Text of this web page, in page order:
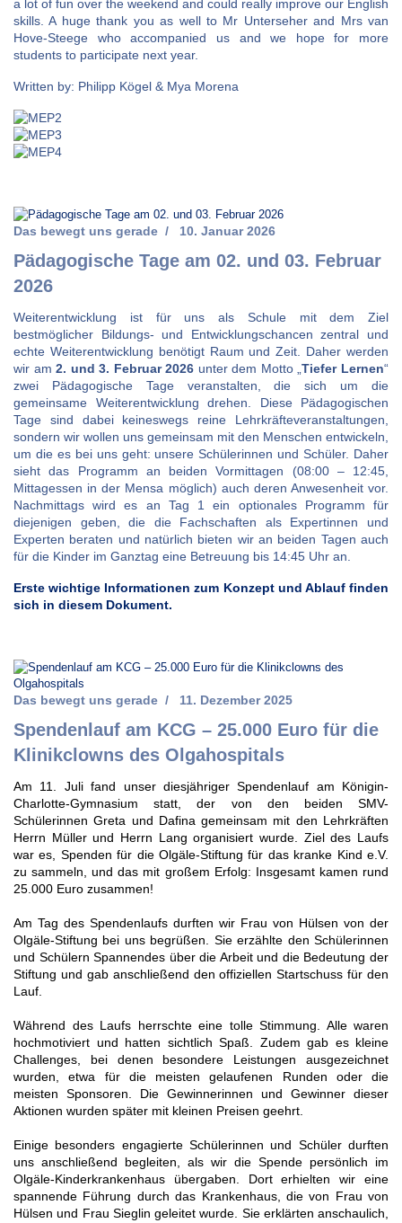
a lot of fun over the weekend and could really improve our English
skills. A huge thank you as well to Mr Unterseher and Mrs van
Hove-Steege who accompanied us and we hope for more
students to participate next year.
Written by: Philipp Kögel & Mya Morena
Pädagogische Tage am 02. und 03. Februar
2026
Das bewegt uns gerade 10. Januar 2026
Weiterentwicklung ist für uns als Schule mit dem Ziel
bestmöglicher Bildungs- und Entwicklungschancen zentral und
echte Weiterentwicklung benötigt Raum und Zeit. Daher werden
wir am2. und 3. Februar 2026 unter dem Motto „Tiefer Lernen“
zwei Pädagogische Tage veranstalten, die sich um die
gemeinsame Weiterentwicklung drehen. Diese Pädagogischen
Tage sind dabei keineswegs reine Lehrkräfteveranstaltungen,
sondern wir wollen uns gemeinsam mit den Menschen entwickeln,
um die es bei uns geht: unsere Schülerinnen und Schüler. Daher
sieht das Programm an beiden Vormittagen (08:00 – 12:45,
Mittagessen in der Mensa möglich) auch deren Anwesenheit vor.
Nachmittags wird es an Tag 1 ein optionales Programm für
diejenigen geben, die die Fachschaften als Expertinnen und
Experten beraten und natürlich bieten wir an beiden Tagen auch
für die Kinder im Ganztag eine Betreuung bis 14:45 Uhr an.
Erste wichtige Informationen zum Konzept und Ablauf finden
sich in diesem Dokument.
Spendenlauf am KCG – 25.000 Euro für die
Klinikclowns des Olgahospitals
Das bewegt uns gerade 11. Dezember 2025
Am 11. Juli fand unser diesjähriger Spendenlauf am Königin-
Charlotte-Gymnasium statt, der von den beiden SMV-
Schülerinnen Greta und Dafina gemeinsam mit den Lehrkräften
Herrn Müller und Herrn Lang organisiert wurde. Ziel des Laufs
war es, Spenden für die Olgäle-Stiftung für das kranke Kind e.V.
zu sammeln, und das mit großem Erfolg: Insgesamt kamen rund
25.000 Euro zusammen!
Am Tag des Spendenlaufs durften wir Frau von Hülsen von der
Olgäle-Stiftung bei uns begrüßen. Sie erzählte den Schülerinnen
und Schülern Spannendes über die Arbeit und die Bedeutung der
Stiftung und gab anschließend den offiziellen Startschuss für den
Lauf.
Während des Laufs herrschte eine tolle Stimmung. Alle waren
hochmotiviert und hatten sichtlich Spaß. Zudem gab es kleine
Challenges, bei denen besondere Leistungen ausgezeichnet
wurden, etwa für die meisten gelaufenen Runden oder die
meisten Sponsoren. Die Gewinnerinnen und Gewinner dieser
Aktionen wurden später mit kleinen Preisen geehrt.
Einige besonders engagierte Schülerinnen und Schüler durften
uns anschließend begleiten, als wir die Spende persönlich im
Olgäle-Kinderkrankenhaus übergaben. Dort erhielten wir eine
spannende Führung durch das Krankenhaus, die von Frau von
Hülsen und Frau Sieglin geleitet wurde. Sie erklärten anschaulich,